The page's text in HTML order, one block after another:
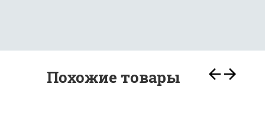
Похожие товары